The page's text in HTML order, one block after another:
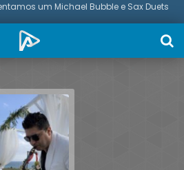
um Michael Bubble e Sax Duets